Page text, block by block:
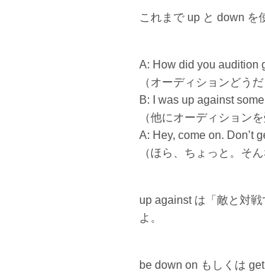
これまで up と down を
A: How did you audition
（オーディションどうだ
B: I was up against
（他にオーディション
A: Hey, come on. Don’t
（ほら、ちょっと。そ
up against は「敵と対
よ。
be down on もしくは